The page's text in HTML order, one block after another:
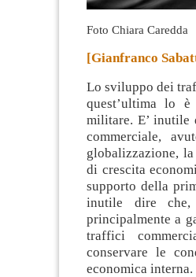
Foto Chiara Caredda
[Gianfranco
Lo sviluppo dei
quest’ultima lo è
militare. E’ inutile
commerciale,
globalizzazione,
di crescita
supporto della
inutile dire che,
principalmente a
traffici
conservare le
economica interna.